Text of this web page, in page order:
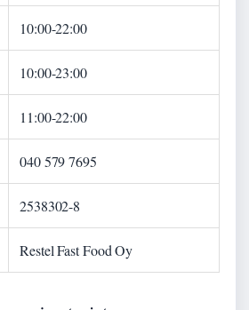
10:00-22:00
10:00-23:00
11:00-22:00
040 579 7695
2538302-8
Restel Fast Food Oy